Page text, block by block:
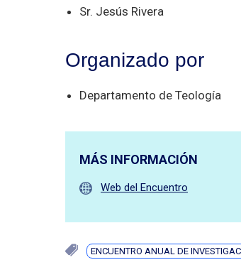
Sr. Jesús Rivera
Organizado por
Departamento de Teología
MÁS INFORMACIÓN
Web del Encuentro
ENCUENTRO ANUAL DE